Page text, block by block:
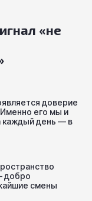
«не
доверие
его мы и
каждый день — в
добро
смены